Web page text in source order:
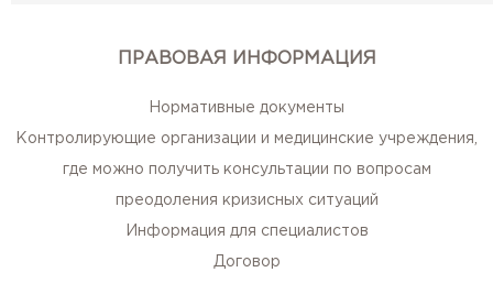
ПРАВОВАЯ ИНФОРМАЦИЯ
Нормативные документы
Контролирующие организации и медицинские учреждения,
где можно получить консультации по вопросам
преодоления кризисных ситуаций
Информация для специалистов
Договор